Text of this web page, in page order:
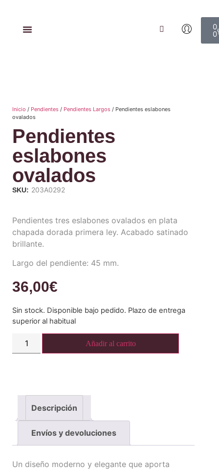
0
Inicio / Pendientes / Pendientes Largos / Pendientes eslabones
ovalados
Pendientes
eslabones
ovalados
SKU: 203A0292
Pendientes tres eslabones ovalados en plata
chapada dorada primera ley. Acabado satinado
brillante.
Largo del pendiente: 45 mm.
36,00€
Sin stock. Disponible bajo pedido. Plazo de entrega
superior al habitual
Añadir al carrito
Descripción
Envíos y devoluciones
Un diseño moderno y elegante que aporta